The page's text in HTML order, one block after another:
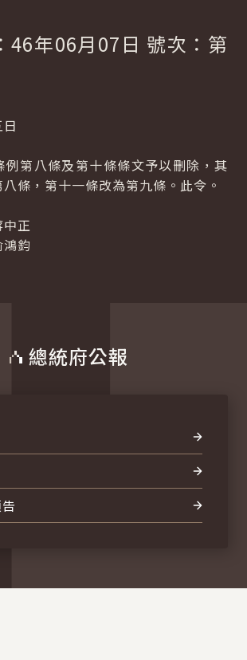
46年06月07日 號次：第
例第八條及第十條條文予以刪除，其
條，第十一條改為第九條。此令。
正
鈞
總統府公報